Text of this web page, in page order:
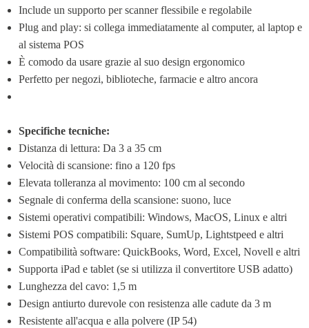
Include un supporto per scanner flessibile e regolabile
Plug and play: si collega immediatamente al computer, al laptop e
al sistema POS
È comodo da usare grazie al suo design ergonomico
Perfetto per negozi, biblioteche, farmacie e altro ancora
Specifiche tecniche:
Distanza di lettura: Da 3 a 35 cm
Velocità di scansione: fino a 120 fps
Elevata tolleranza al movimento: 100 cm al secondo
Segnale di conferma della scansione: suono, luce
Sistemi operativi compatibili: Windows, MacOS, Linux e altri
Sistemi POS compatibili: Square, SumUp, Lightstpeed e altri
Compatibilità software: QuickBooks, Word, Excel, Novell e altri
Supporta iPad e tablet (se si utilizza il convertitore USB adatto)
Lunghezza del cavo: 1,5 m
Design antiurto durevole con resistenza alle cadute da 3 m
Resistente all'acqua e alla polvere (IP 54)